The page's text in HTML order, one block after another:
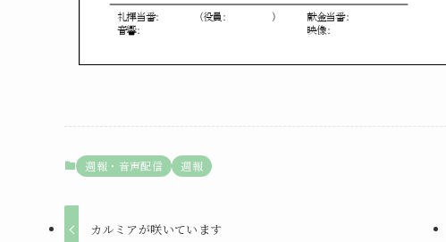
週報・音声配信 週報
カルミアが咲いています